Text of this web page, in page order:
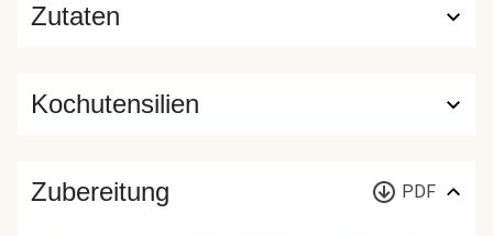
Zutaten
Kochutensilien
Zubereitung PDF